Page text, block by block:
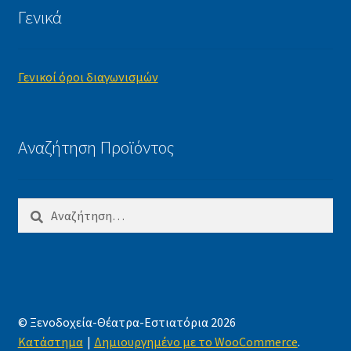
Γενικά
Γενικοί όροι διαγωνισμών
Αναζήτηση Προϊόντος
για:
© Ξενοδοχεία-Θέατρα-Εστιατόρια 2026
Κατάστημα
Δημιουργημένο με το WooCommerce.